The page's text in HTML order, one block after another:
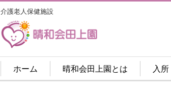
介護老人保健施設
ホーム 晴和会田上園とは 入所